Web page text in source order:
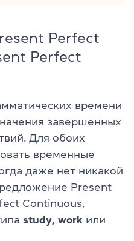
Perfect
Perfect
времени
завершенных
Для обоих
временные
даже нет никакой
Present
Continuous,
study, work или